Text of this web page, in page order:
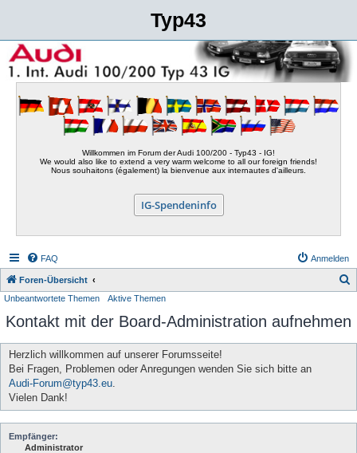
Typ43
Willkommen im Forum der Audi 100/200 - Typ43 - IG!
We would also like to extend a very warm welcome to all our foreign friends!
Nous souhaitons (également) la bienvenue aux internautes d'ailleurs.
IG-Spendeninfo
FAQ Anmelden
Foren-Übersicht
Unbeantwortete Themen Aktive Themen
Kontakt mit der Board-Administration aufnehmen
Herzlich willkommen auf unserer Forumsseite!
Bei Fragen, Problemen oder Anregungen wenden Sie sich bitte an
Audi-Forum@typ43.eu
Vielen Dank!
Empfänger:
Administrator